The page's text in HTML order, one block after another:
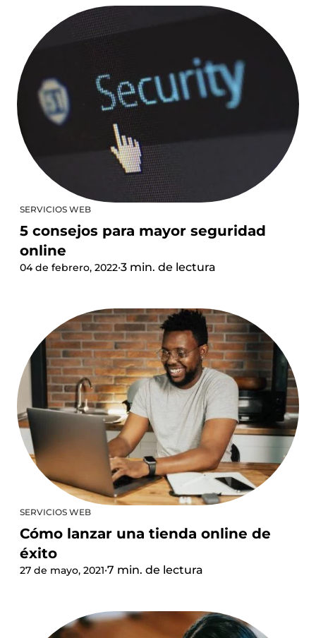
SERVICIOS WEB
5 consejos para mayor seguridad
online
04 de febrero, 2022·3 min. de lectura
SERVICIOS WEB
Cómo lanzar una tienda online de
éxito
27 de mayo, 2021·7 min. de lectura